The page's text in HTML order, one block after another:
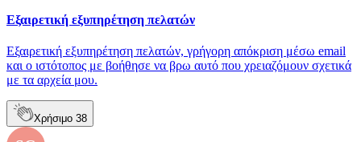
Εξαιρετική εξυπηρέτηση πελατών
Εξαιρετική εξυπηρέτηση πελατών, γρήγορη απόκριση μέσω email
και ο ιστότοπος με βοήθησε να βρω αυτό που χρειαζόμουν σχετικά
με τα αρχεία μου.
Χρήσιμο 38